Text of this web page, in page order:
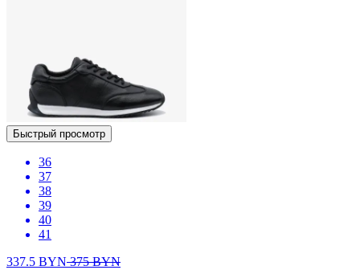
Быстрый просмотр
36
37
38
39
40
41
337.5 BYN375BYN